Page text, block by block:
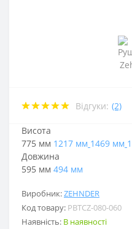
Відгуки: (2)
Виробник:ZEHNDER
Код товару: PBTCZ-080-060
Наявність: В наявності
Висота
775 мм 1217 мм 1469 мм
Довжина
595 мм 494 мм